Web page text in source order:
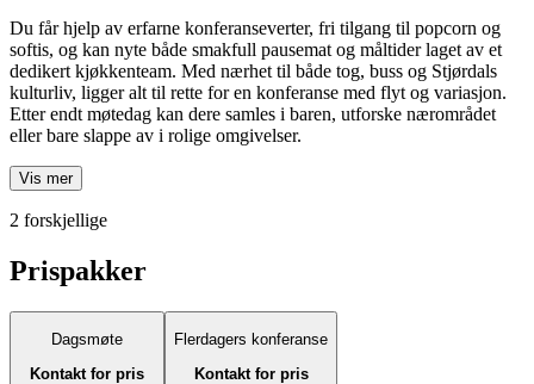
Du får hjelp av erfarne konferanseverter, fri tilgang til popcorn og
softis, og kan nyte både smakfull pausemat og måltider laget av et
dedikert kjøkkenteam. Med nærhet til både tog, buss og Stjørdals
kulturliv, ligger alt til rette for en konferanse med flyt og variasjon.
Etter endt møtedag kan dere samles i baren, utforske nærområdet
eller bare slappe av i rolige omgivelser.
Vis mer
2 forskjellige
Prispakker
Dagsmøte
Kontakt for pris
Flerdagers konferanse
Kontakt for pris